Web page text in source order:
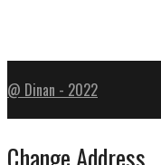
@ Dinan - 2022
Change Address